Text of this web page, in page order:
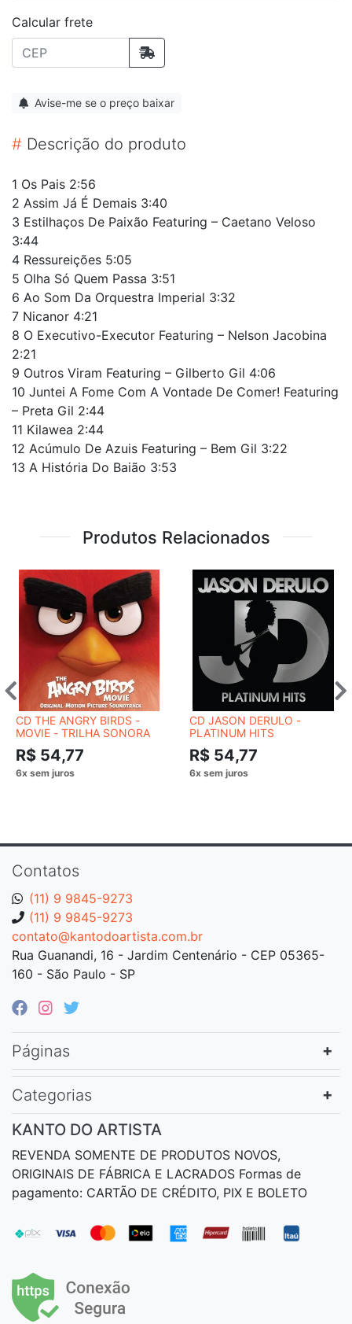
Calcular frete
Avise-me se o preço baixar
# Descrição do produto
1 Os Pais 2:56
2 Assim Já É Demais 3:40
3 Estilhaços De Paixão Featuring – Caetano Veloso
3:44
4 Ressureições 5:05
5 Olha Só Quem Passa 3:51
6 Ao Som Da Orquestra Imperial 3:32
7 Nicanor 4:21
8 O Executivo-Executor Featuring – Nelson Jacobina
2:21
9 Outros Viram Featuring – Gilberto Gil 4:06
10 Juntei A Fome Com A Vontade De Comer! Featuring
– Preta Gil 2:44
11 Kilawea 2:44
12 Acúmulo De Azuis Featuring – Bem Gil 3:22
13 A História Do Baião 3:53
Produtos Relacionados
CD THE ANGRY BIRDS -
MOVIE - TRILHA SONORA
R$ 54,77
CD JASON DERULO -
PLATINUM HITS
R$ 54,77
Contatos
(11) 9 9845-9273
(11) 9 9845-9273
contato@kantodoartista.com.br
Rua Guanandi, 16 - Jardim Centenário - CEP 05365-
160 - São Paulo - SP
Páginas
Categorias
KANTO DO ARTISTA
REVENDA SOMENTE DE PRODUTOS NOVOS,
ORIGINAIS DE FÁBRICA E LACRADOS Formas de
pagamento: CARTÃO DE CRÉDITO, PIX E BOLETO